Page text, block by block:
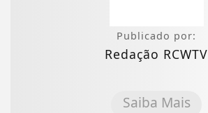
Publicado por:
Redação RCWTV
Saiba Mais